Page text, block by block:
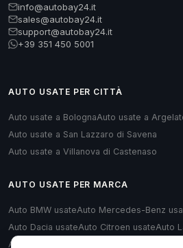
info@autobay24.it
sales@autobay24.it
support@autobay24.it
+39 351 450 5001
AUTO USATE PER CITTÀ
Auto usate a BolognaAuto usate a
Auto usate a San Lazzaro di Savena
Auto usate a Villanova di Castenaso
AUTO USATE PER MARCA
Auto BMW usateAuto Mercedes-Benz
Auto Dacia usateAuto Citroen usateAuto
Auto Renault usate